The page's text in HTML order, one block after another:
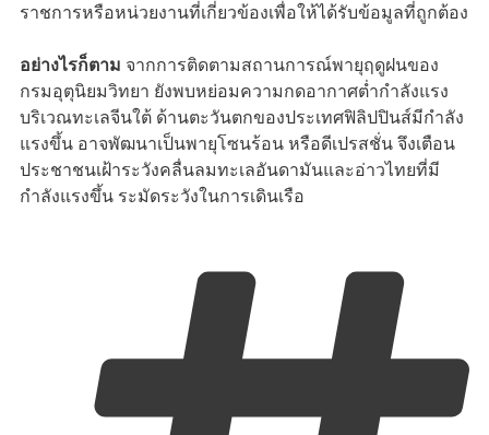
ราชการหรือหน่วยงานที่เกี่ยวข้องเพื่อให้ได้รับข้อมูลที่ถูกต้อง
อย่างไรก็ตาม จากการติดตามสถานการณ์พายุฤดูฝนของ
กรมอุตุนิยมวิทยา ยังพบหย่อมความกดอากาศต่ำกำลังแรง
บริเวณทะเลจีนใต้ ด้านตะวันตกของประเทศฟิลิปปินส์มีกำลัง
แรงขึ้น อาจพัฒนาเป็นพายุโซนร้อน หรือดีเปรสชั่น จึงเตือน
ประชาชนเฝ้าระวังคลื่นลมทะเลอันดามันและอ่าวไทยที่มี
กำลังแรงขึ้น ระมัดระวังในการเดินเรือ